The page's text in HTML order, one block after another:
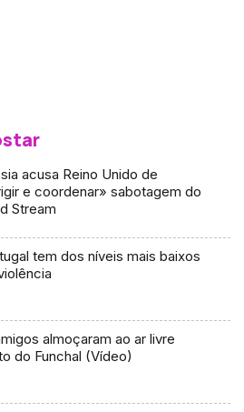
acusa Reino Unido de
e coordenar» sabotagem do
Stream
tem dos níveis mais baixos
almoçaram ao ar livre
do Funchal (Vídeo)